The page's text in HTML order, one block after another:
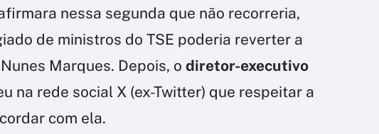
nessa segunda que não recorreria,
de ministros do TSE poderia reverter a
Marques. Depois, o diretor-executivo
na rede social X (ex-Twitter) que respeitar a
com ela.